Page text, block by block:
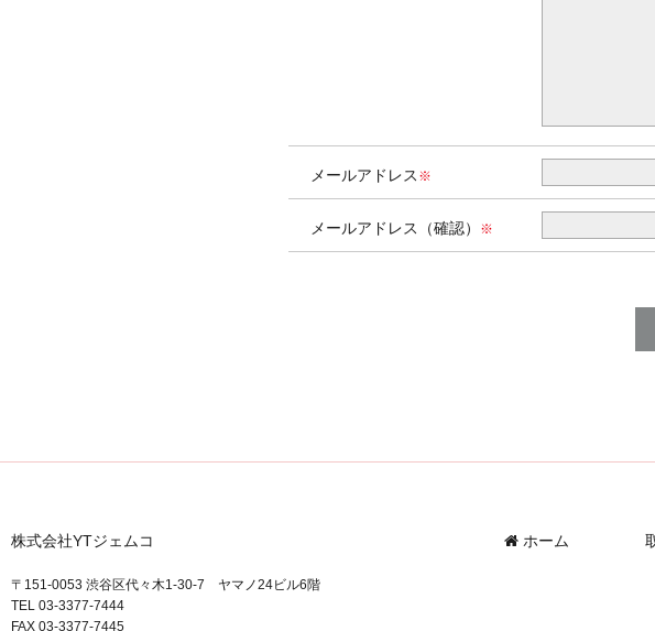
メールアドレス
メールアドレス（確認）
株式会社YTジェムコ
〒151-0053 渋谷区代々木1-30-7 ヤマノ24ビル6階
TEL 03-3377-7444
FAX 03-3377-7445
ホーム